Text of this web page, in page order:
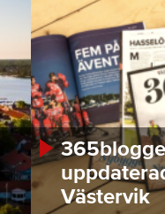
Västervik